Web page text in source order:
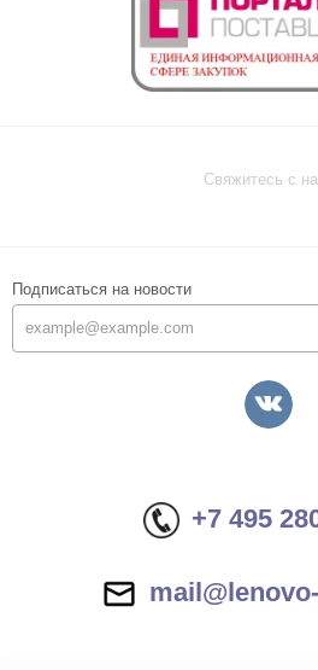
Свяжитесь с
Подписаться на новости
+7 495